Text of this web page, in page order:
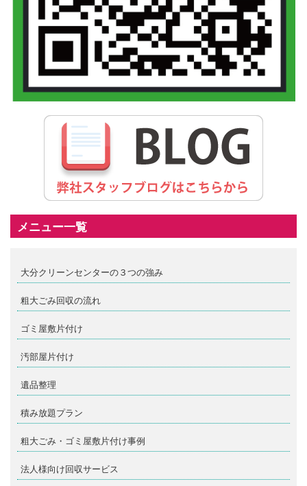
メニュー一覧
大分クリーンセンターの３つの強み
粗大ごみ回収の流れ
ゴミ屋敷片付け
汚部屋片付け
遺品整理
積み放題プラン
粗大ごみ・ゴミ屋敷片付け事例
法人様向け回収サービス